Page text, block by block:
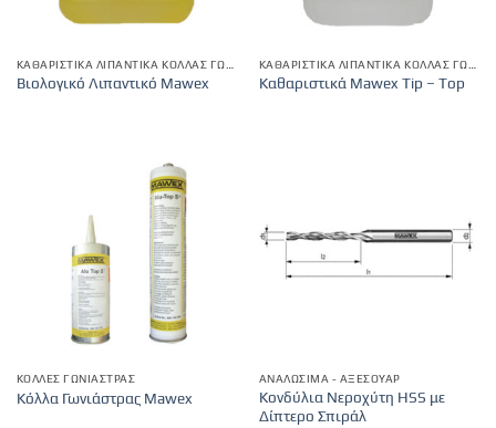
Βιολογικό Λιπαντικό Mawex Καθαριστικά Mawex Tip – Top
ΚΌΛΛΕΣ ΓΩΝΙΆΣΤΡΑΣ
Κόλλα Γωνιάστρας Mawex
ΑΝΑΛΏΣΙΜΑ - ΑΞΕΣΟΥΆΡ
Κονδύλια Νεροχύτη HSS με
Δίπτερο Σπιράλ